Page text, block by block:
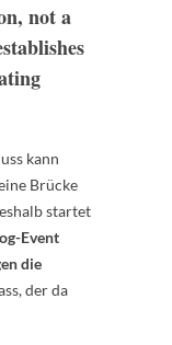
not a
kann
Brücke
startet
Event
die
der da